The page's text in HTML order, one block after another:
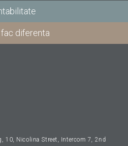
diferenta
10, Nicolina Street, Intercom 7, 2nd